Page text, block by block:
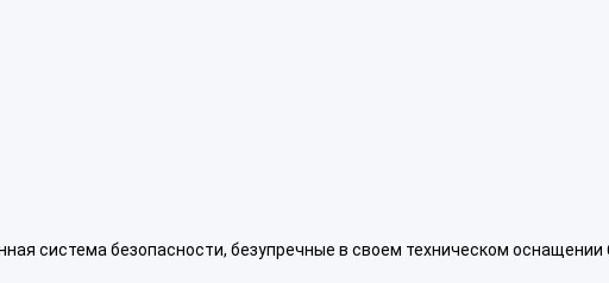
система безопасности, безупречные в своем техническом оснащении